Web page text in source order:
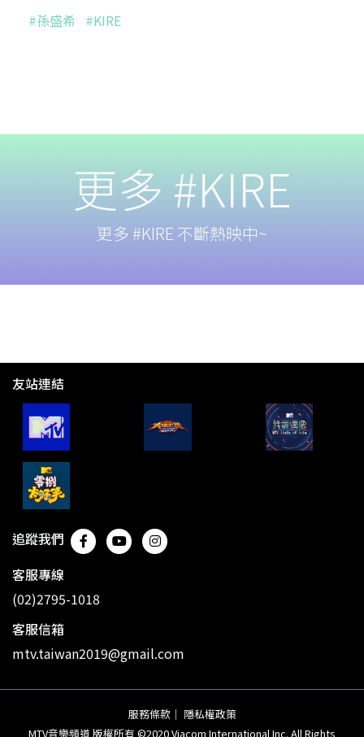
#孫盛希 #KIRE
更多 #KIRE
更多 #KIRE 不斷熱映中~
友站連結
追蹤我們
客服專線
(02)2795-1018
客服信箱
mtv.taiwan2019@gmail.com
服務條款 ｜ 隱私權政策
MTV音樂頻道 版權所有 ©2020 Viacom International Inc. All Rights